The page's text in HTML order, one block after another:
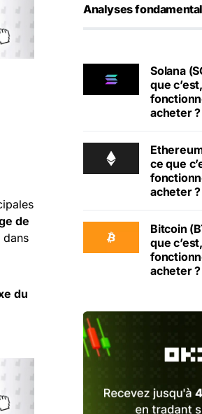
de
du
Analyses
Solana
que
acheter ?
ce que
acheter ?
Bitcoin
que
acheter ?